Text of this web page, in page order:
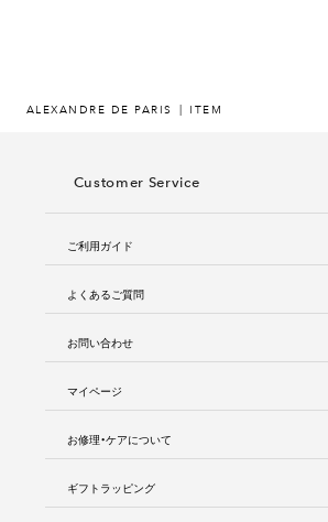
ALEXANDRE DE PARIS ITEM
Customer Service
ご利用ガイド
よくあるご質問
お問い合わせ
マイページ
お修理・ケアについて
ギフトラッピング